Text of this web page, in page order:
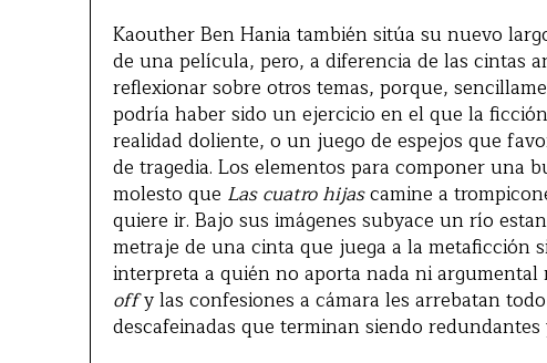
Kaouther Ben Hania también sitúa su nuevo
de una película, pero, a diferencia de las cintas
reflexionar sobre otros temas, porque,
podría haber sido un ejercicio en el que la
realidad doliente, o un juego de espejos que
de tragedia. Los elementos para componer una
molesto que Las cuatro hijascamine a
quiere ir. Bajo sus imágenes subyace un río
metraje de una cinta que juega a la metaficción
interpreta a quién no aporta nada ni
offy las confesiones a cámara les arrebatan
descafeinadas que terminan siendo redundantes